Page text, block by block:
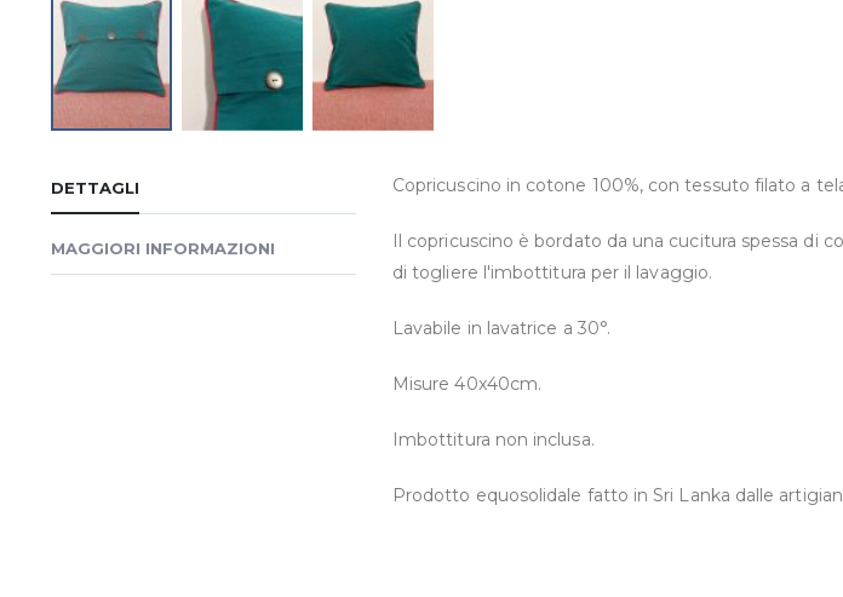
di
DETTAGLI Copricuscino in cotone 100%, con tessuto filato a
Il copricuscino è bordato da una cucitura spessa di
di togliere l'imbottitura per il lavaggio.
Lavabile in lavatrice a 30°.
Misure 40x40cm.
Imbottitura non inclusa.
Prodotto equosolidale fatto in Sri Lanka dalle
MAGGIORI INFORMAZIONI